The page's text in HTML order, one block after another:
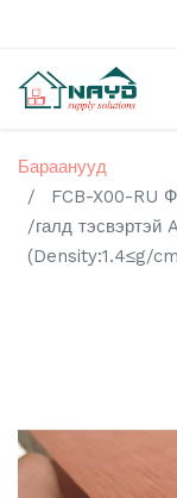
Бараанууд
FCB-X00-RU
/галд тэсвэртэй
(Density:1.4≤g/